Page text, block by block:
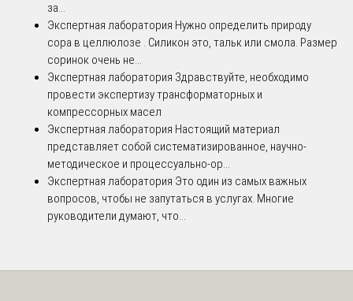
за...
Экспертная лаборатория Нужно определить природу
сора в целлюлозе . Силикон это, тальк или смола. Размер
соринок очень не...
Экспертная лаборатория Здравствуйте, необходимо
провести экспертизу трансформаторных и
компрессорных масел
Экспертная лаборатория Настоящий материал
представляет собой систематизированное, научно-
методическое и процессуально-ор...
Экспертная лаборатория Это один из самых важных
вопросов, чтобы не запутаться в услугах. Многие
руководители думают, что...